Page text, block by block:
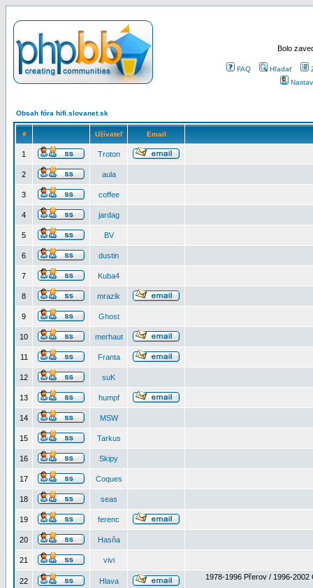
Bolo
FAQ Hľadať
Obsah fóra hifi.slovanet.sk
# Užívateľ Email
1 Troton
2 aula
3 coffee
4 jardag
5 BV
6 dustin
7 Kuba4
8 mrazik
9 Ghost
10 merhaut
11 Franta
12 suK
13 humpf
14 MSW
15 Tarkus
16 Skipy
17 Coques
18 seas
19 ferenc
20 Hasňa
21 vivi
22 Hlava 1978-1996 Přerov / 1996-2002